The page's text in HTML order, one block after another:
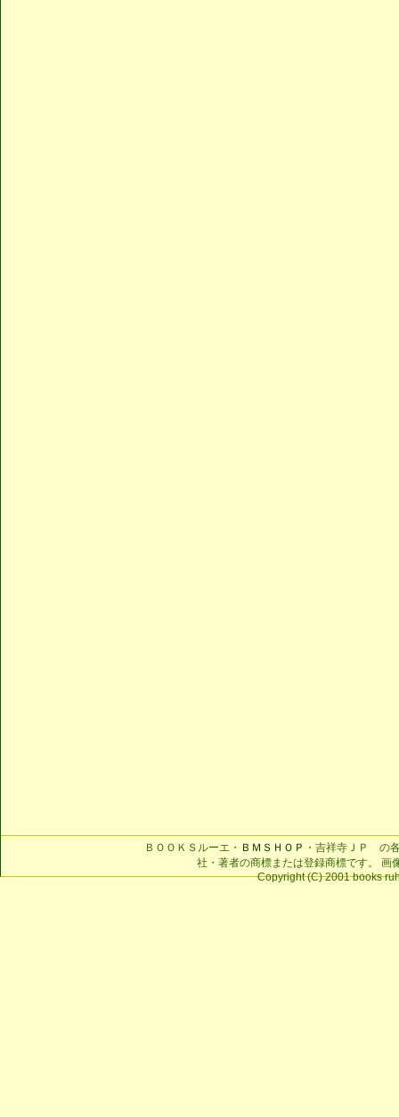
ＢＯＯＫＳルーエ・ ＢＭＳＨＯＰ ・吉祥寺ＪＰ の
社・著者の商標または登録商標です。 画
Copyright (C) 2001 books